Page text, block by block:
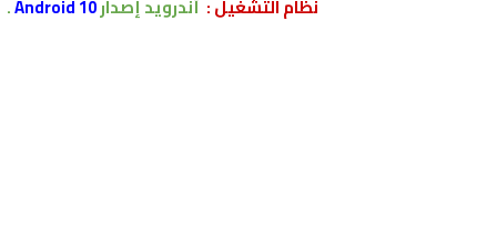
نظام التشغيل: أندرويدإصدارAndroid 10
.